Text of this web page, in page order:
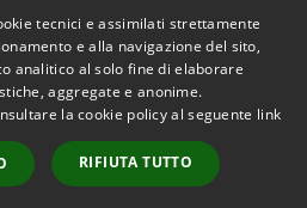
Copyright © 2024Comune
di Brembate di Sopra
Powered by
Municipium •Accesso
redazione
tecnici e assimilati strettamente
e alla navigazione del sito,
analitico al solo fine di elaborare
aggregate e anonime.
la cookie policy al seguente link
RIFIUTA TUTTO